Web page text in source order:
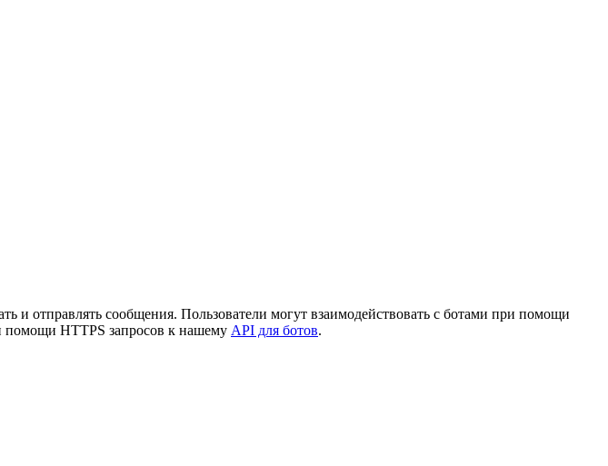
и отправлять сообщения. Пользователи могут взаимодействовать с ботами при помощи
помощи HTTPS запросов к нашему API для ботов.